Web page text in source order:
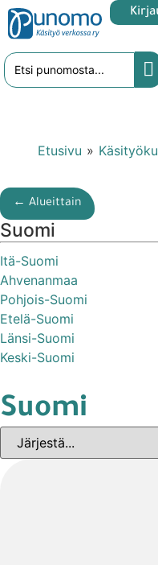
Etusivu »
← Alueittain
Suomi
Itä-Suomi
Ahvenanmaa
Pohjois-Suomi
Etelä-Suomi
Länsi-Suomi
Keski-Suomi
Suomi